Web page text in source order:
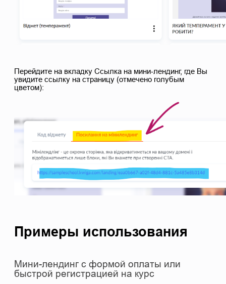
Перейдите на вкладку Ссылка на мини-лендинг, где Вы
увидите ссылку на страницу (отмечено голубым
цветом):
Примеры использования
Мини-лендинг с формой оплаты или
быстрой регистрацией на курс